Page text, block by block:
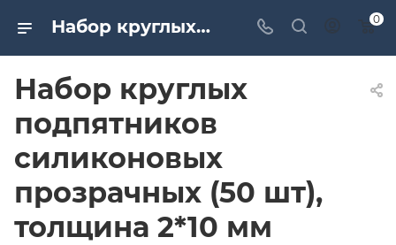
Набор круглых подпятников силиконовых прозрачных (50 шт), толщина 2*10 мм. Дверная и мебельная фурнитура САМИР-КИЛИТ | Оптовые поставки 0
Набор круглых
подпятников
силиконовых
прозрачных (50 шт),
толщина 2*10 мм